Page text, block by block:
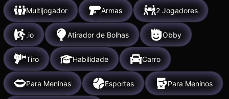
Multijogador Armas 2 Jogadores
.io Atirador de Bolhas Obby
Tiro Habilidade Carro
Para Meninas Esportes Para Meninos